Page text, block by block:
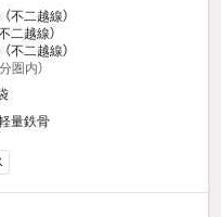
不二越線）
二越線）
不二越線）
圏内）
量鉄骨